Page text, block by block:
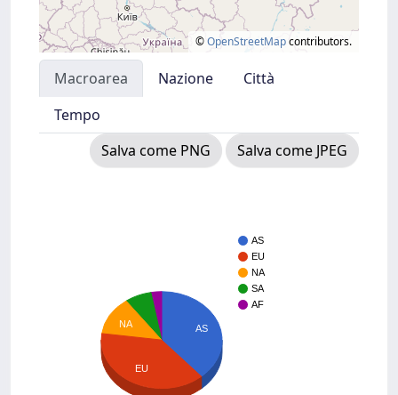
©OpenStreetMapcontributors.
Macroarea Nazione
Città
Tempo
Salva come PNG
Salva come JPEG
AS
EU
NA
SA
AF
AS
NA
EU